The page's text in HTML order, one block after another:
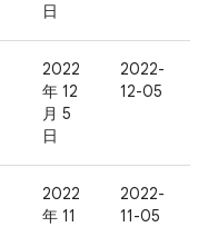
日
2022
年 12
月 5
日
2022-
12-05
2022
年 11
2022-
11-05